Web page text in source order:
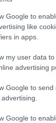
Google to
like
in apps.
my user data
advertising
Google to send
Google to
FORMA-1
Különös
igazolását
A szakértő